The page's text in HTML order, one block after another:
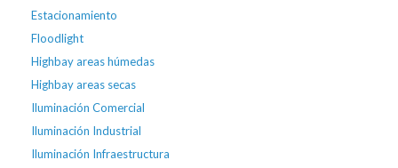
Estacionamiento
Floodlight
Highbay areas húmedas
Highbay areas secas
Iluminación Comercial
Iluminación Industrial
Iluminación Infraestructura